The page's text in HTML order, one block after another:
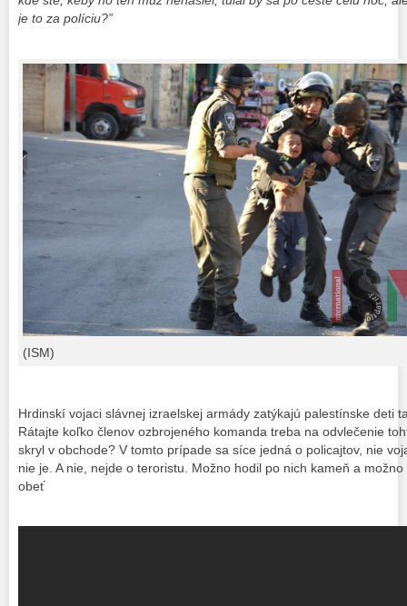
je to za políciu?”
(ISM)
Hrdinskí vojaci slávnej izraelskej armády zatýkajú palestínske deti
Rátajte koľko členov ozbrojeného komanda treba na odvlečenie
skryl v obchode? V tomto prípade sa síce jedná o policajtov, nie
nie je. A nie, nejde o teroristu. Možno hodil po nich kameň a
obeť